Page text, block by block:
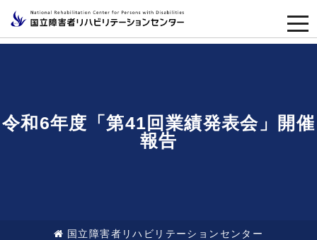
令和6年度「第41回業績発表会」開催
報告
国立障害者リハビリテーションセンター